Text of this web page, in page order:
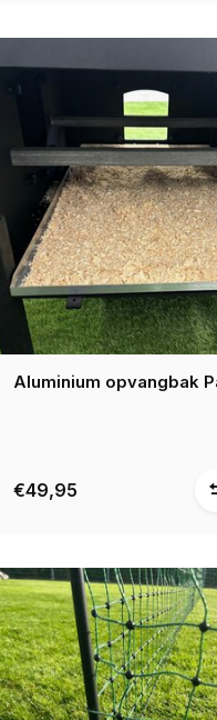
Aluminium opvangbak
€49,95